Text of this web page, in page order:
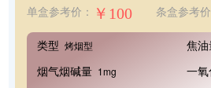
单盒参考价： ￥100 条盒参考价
类型 烤烟型 焦
烟气烟碱量 1mg 一